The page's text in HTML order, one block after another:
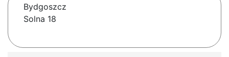
Bydgoszcz
Solna 18